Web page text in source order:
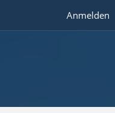
Anmelden